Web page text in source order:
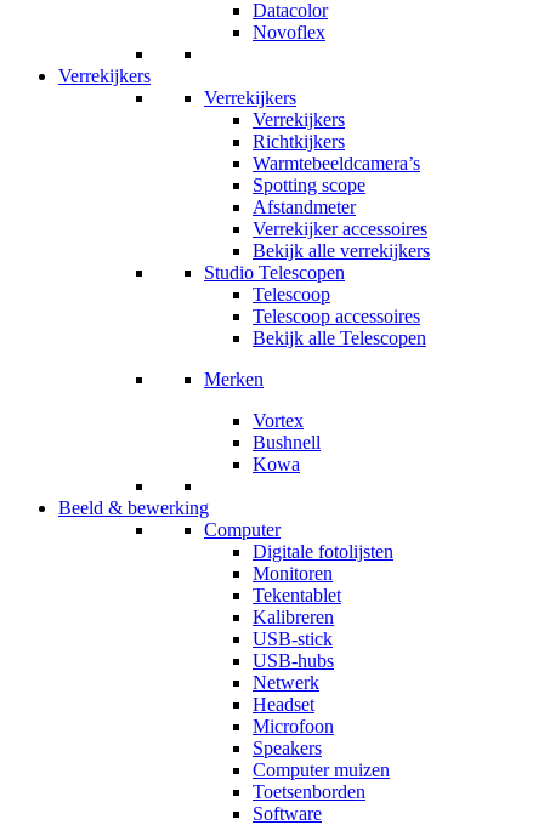
Datacolor
Novoflex
Verrekijkers
Verrekijkers
Verrekijkers
Richtkijkers
Warmtebeeldcamera’s
Spotting scope
Afstandmeter
Verrekijker accessoires
Bekijk alle verrekijkers
Studio Telescopen
Telescoop
Telescoop accessoires
Bekijk alle Telescopen
Merken
Vortex
Bushnell
Kowa
Beeld & bewerking
Computer
Digitale fotolijsten
Monitoren
Tekentablet
Kalibreren
USB-stick
USB-hubs
Netwerk
Headset
Microfoon
Speakers
Computer muizen
Toetsenborden
Software